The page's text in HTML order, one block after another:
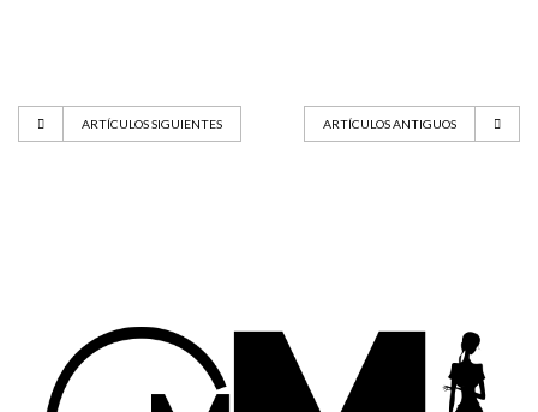
ARTÍCULOS SIGUIENTES ARTÍCULOS ANTIGUOS